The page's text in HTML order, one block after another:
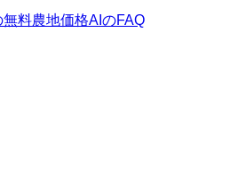
無料農地価格AIのFAQ